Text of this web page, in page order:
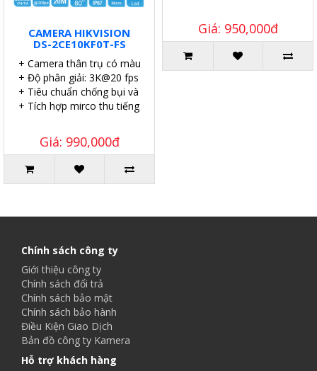
CAMERA HIKVISION
DS-2CE10KF0T-FS
+ Camera thân trụ có màu vào ban đêm.
+ Độ phân giải: 3K@20 fps (mặc định).
+ Tiêu chuẩn chống bụi và nước: IP67
+ Tích hợp mirco thu tiếng.
Giá: 990,000đ
Giá: 950,000đ
Chính sách công ty
Giới thiệu công ty
Chính sách đổi trả
Chính sách bảo mật
Chính sách bảo hành
Điều Kiện Giao Dịch
Bản đồ công ty Kamera
Hỗ trợ khách hàng